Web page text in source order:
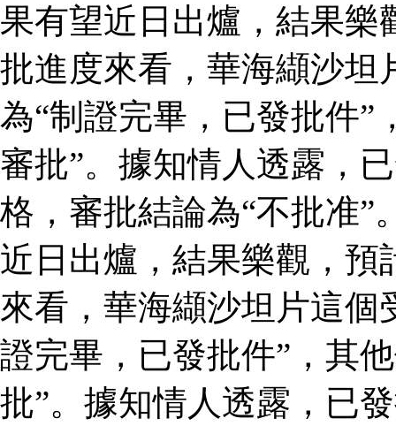
果有望近日出爐，結果樂
批進度來看，華海纈沙坦
為“制證完畢，已發批件”
審批”。據知情人透露，
格，審批結論為“不批准”
近日出爐，結果樂觀，預
來看，華海纈沙坦片這個
證完畢，已發批件”，其
批”。據知情人透露，已